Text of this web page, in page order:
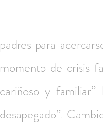
padres para
momento de crisis
cariñoso y
desapegado”.